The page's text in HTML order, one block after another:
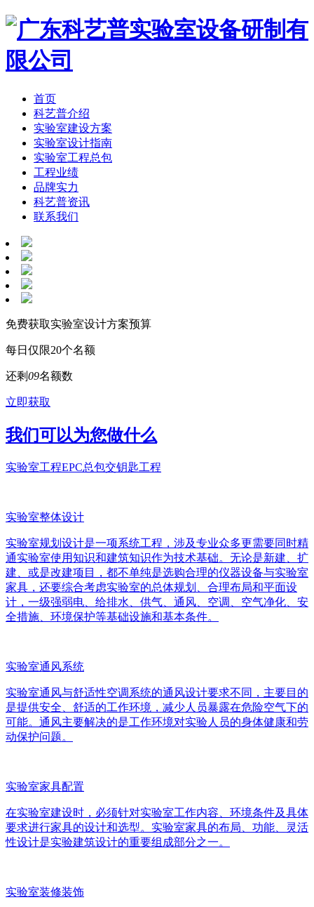
首页
科艺普介绍
实验室建设方案
实验室设计指南
实验室工程总包
工程业绩
品牌实力
科艺普资讯
联系我们
免费获取实验室设计方案预算
每日仅限20个名额
还剩09名额数
立即获取
我们可以为您做什么
实验室工程EPC总包交钥匙工程
实验室整体设计
实验室规划设计是一项系统工程，涉及专业众多更需要同时精
通实验室使用知识和建筑知识作为技术基础。无论是新建、扩
建、或是改建项目，都不单纯是选购合理的仪器设备与实验室
家具，还要综合考虑实验室的总体规划、合理布局和平面设
计，一级强弱电、给排水、供气、通风、空调、空气净化、安
全措施、环境保护等基础设施和基本条件。
实验室通风系统
实验室通风与舒适性空调系统的通风设计要求不同，主要目的
是提供安全、舒适的工作环境，减少人员暴露在危险空气下的
可能。通风主要解决的是工作环境对实验人员的身体健康和劳
动保护问题。
实验室家具配置
在实验室建设时，必须针对实验室工作内容、环境条件及具体
要求进行家具的设计和选型。实验室家具的布局、功能、灵活
性设计是实验建筑设计的重要组成部分之一。
实验室装修装饰